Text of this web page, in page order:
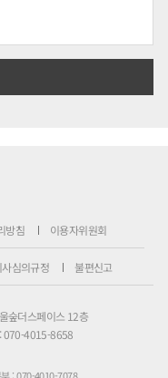
방침 이용자위원회
사심의규정 불편신고
숲더스페이스 12층
070-4015-8658